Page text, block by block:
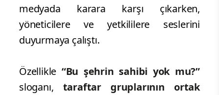
medyada karara karşı çıkarken,
yöneticilere ve yetkililere seslerini
duyurmaya çalıştı.
Özellikle “Bu şehrin sahibi yok mu?”
sloganı, taraftar gruplarının ortak